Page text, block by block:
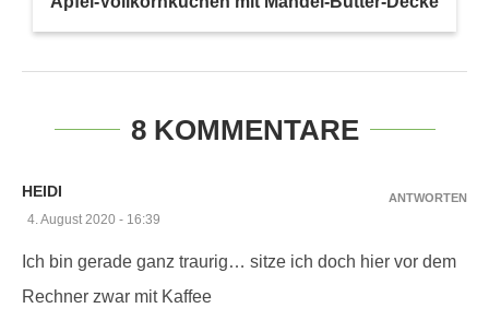
8 KOMMENTARE
HEIDI
4. August 2020 - 16:39
Ich bin gerade ganz traurig… sitze ich doch hier vor dem
Rechner zwar mit Kaffee
ANTWORTEN